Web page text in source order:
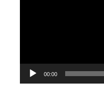
00:00